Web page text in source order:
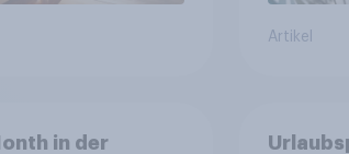
Artikel
in der